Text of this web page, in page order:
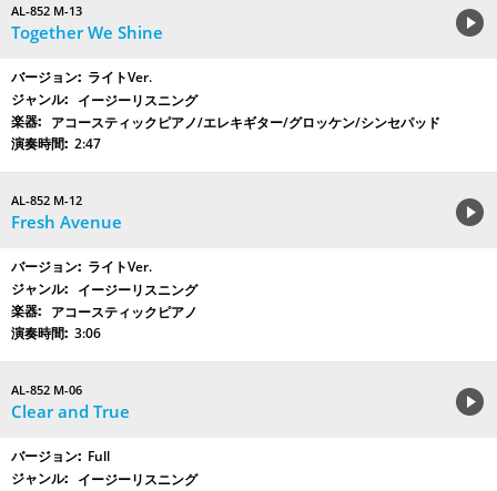
AL-852 M-13
Together We Shine
ライトVer.
イージーリスニング
アコースティックピアノ/エレキギター/グロッケン/シンセパッド
2:47
AL-852 M-12
Fresh Avenue
ライトVer.
イージーリスニング
アコースティックピアノ
3:06
AL-852 M-06
Clear and True
Full
イージーリスニング